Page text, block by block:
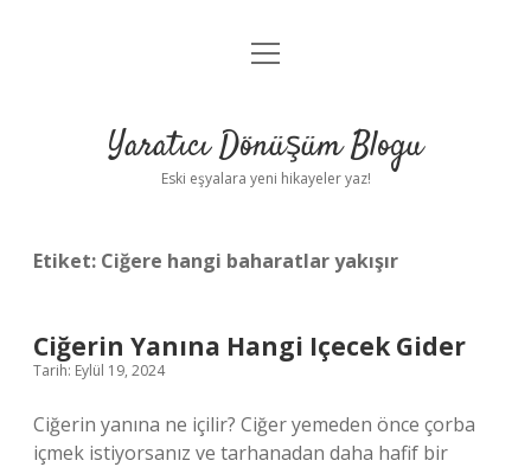
Anasayfa
Yasal Uyarı
menüyü
Yaratıcı Dönüşüm Blogu
Eski eşyalara yeni hikayeler yaz!
Etiket: Ciğere hangi baharatlar yakışır
Ciğerin Yanına Hangi Içecek Gider
Tarih: Eylül 19, 2024
Ciğerin yanına ne içilir? Ciğer yemeden önce çorba
içmek istiyorsanız ve tarhanadan daha hafif bir